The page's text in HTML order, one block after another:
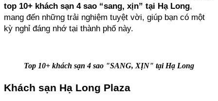
top 10+ khách sạn 4 sao “sang, xịn” tại Hạ Long,
mang đến những trải nghiệm tuyệt vời, giúp bạn có một
kỳ nghỉ đáng nhớ tại thành phố này.
Top 10+ khách sạn 4 sao "SANG, XỊN" tại Hạ Long
Khách sạn Hạ Long Plaza